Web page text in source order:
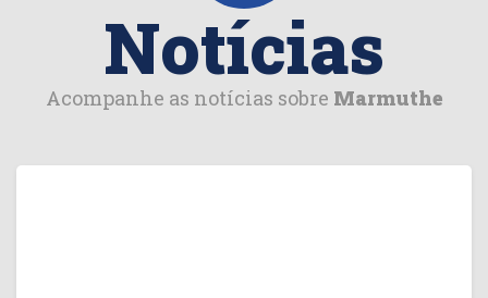
Notícias
Acompanhe as notícias sobre Marmuthe